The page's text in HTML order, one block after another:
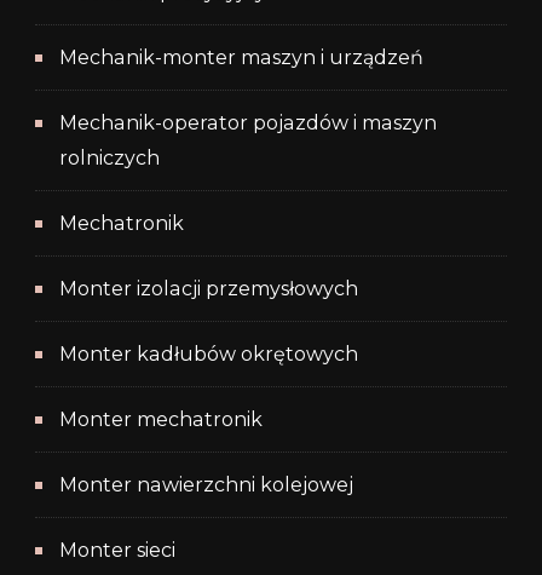
Mechanik-monter maszyn i urządzeń
Mechanik-operator pojazdów i maszyn
rolniczych
Mechatronik
Monter izolacji przemysłowych
Monter kadłubów okrętowych
Monter mechatronik
Monter nawierzchni kolejowej
Monter sieci